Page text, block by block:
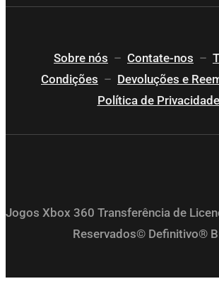
Sobre nós – Contate-nos –
Condições – Devoluções e
Política de Privacidade
Jogos Xbox 360 Transferência de
Reservados© Definitivo®